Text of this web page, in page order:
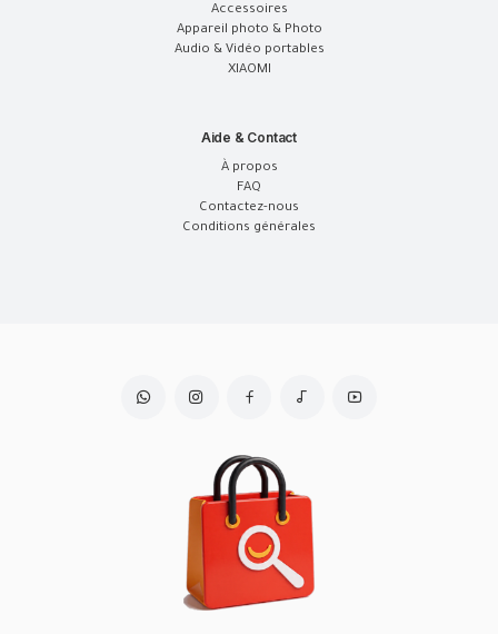
Accessoires
Appareil photo & Photo
Audio & Vidéo portables
XIAOMI
Aide & Contact
À propos
FAQ
Contactez-nous
Conditions générales